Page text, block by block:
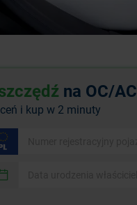
na OC/AC
i kup w 2 minuty